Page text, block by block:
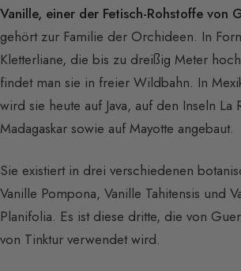
Vanille, einer der Fetisch-Rohstoffe von
gehört zur Familie der Orchideen. In
Kletterliane, die bis zu dreißig Meter
findet man sie in freier Wildbahn. In
wird sie heute auf Java, auf den Inseln La
Madagaskar sowie auf Mayotte angebaut.
Sie existiert in drei verschiedenen
Vanille Pompona, Vanille Tahitensis und
Planifolia. Es ist diese dritte, die von
von Tinktur verwendet wird.